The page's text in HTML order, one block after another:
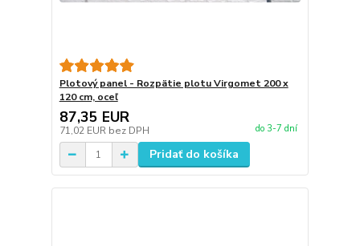
Plotový panel - Rozpätie plotu Virgomet 200 x
120 cm, oceľ
87,35 EUR
71,02 EUR bez DPH do 3-7 dní
Pridať do košíka